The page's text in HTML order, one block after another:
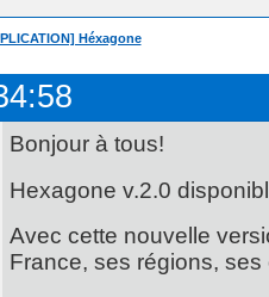
Héxagone
Bonjour à tous!
Hexagone v.2.0
Avec cette nouvelle
France, ses régions,